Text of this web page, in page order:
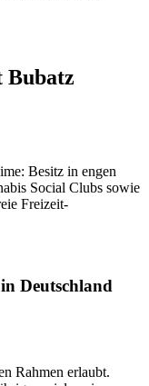
Bubatz
Besitz in engen
Social Clubs sowie
Freizeit-
Deutschland
Rahmen erlaubt.